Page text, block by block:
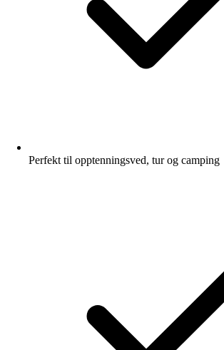
Perfekt til opptenningsved, tur og camping